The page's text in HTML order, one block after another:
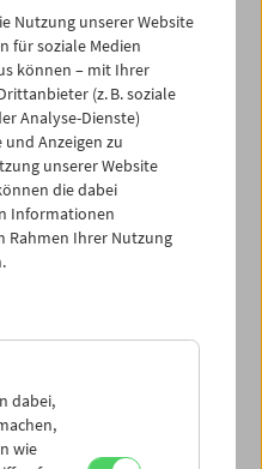
27
29
04 05
Nutzung unserer Website
für soziale Medien
können – mit Ihrer
(z. B. soziale
Analyse-Dienste)
Anzeigen zu
unserer Website
die dabei
Informationen
Rahmen Ihrer Nutzung
dabei,
wie